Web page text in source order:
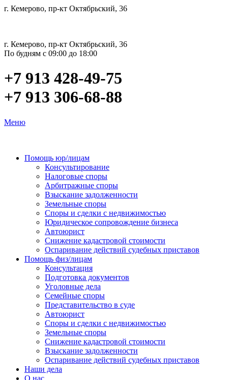
г. Кемерово, пр-кт Октябрьский, 36
г. Кемерово, пр-кт Октябрьский, 36
По будням с 09:00 до 18:00
+7 913 428-49-75
+7 913 306-68-88
Меню
Помощь юр/лицам
Консультирование
Налоговые споры
Арбитражные споры
Взыскание задолженности
Земельные споры
Споры и сделки с недвижимостью
Юридическое сопровождение бизнеса
Автоюрист
Снижение кадастровой стоимости
Оспаривание действий судебных приставов
Помощь физ/лицам
Консультация
Подготовка документов
Уголовные дела
Семейные споры
Представительство в суде
Автоюрист
Споры и сделки с недвижимостью
Земельные споры
Снижение кадастровой стоимости
Взыскание задолженности
Оспаривание действий судебных приставов
Наши дела
О нас